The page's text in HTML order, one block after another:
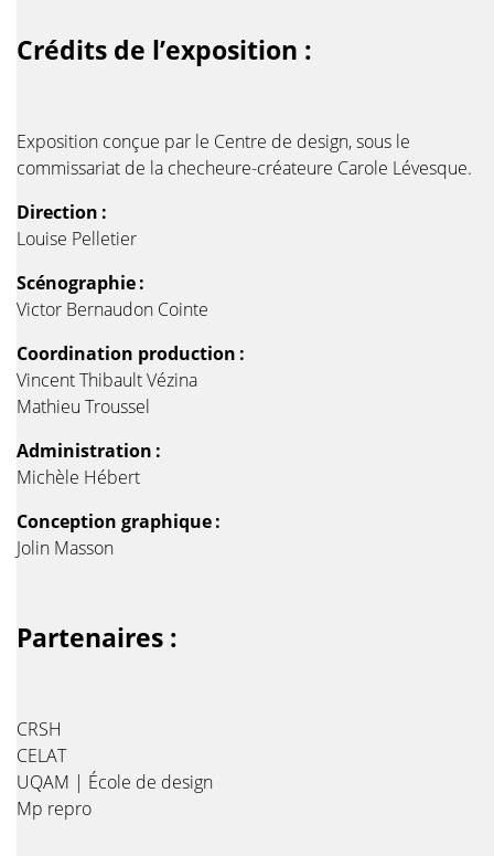
Crédits de l’exposition :
Exposition conçue par le Centre de design, sous le
commissariat de la checheure-créateure Carole Lévesque.
Direction :
Louise Pelletier
Scénographie :
Victor Bernaudon Cointe
Coordination production :
Vincent Thibault Vézina
Mathieu Troussel
Administration :
Michèle Hébert
Conception graphique :
Jolin Masson
Partenaires :
CRSH
CELAT
UQAM | École de design
Mp repro